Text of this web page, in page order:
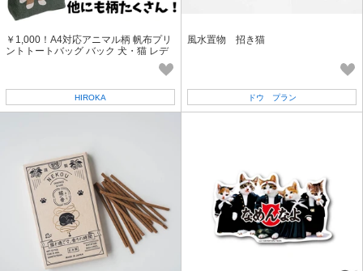
￥1,000！A4対応アニマル柄 帆布プリ
ントトートバッグ バック 犬・猫 レデ
HIROKA
風水置物 招き猫
ドウ プラン